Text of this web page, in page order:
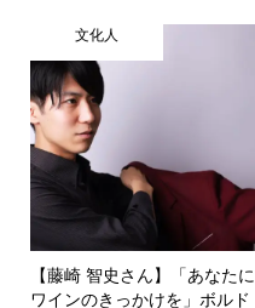
文化人
【藤崎 智史さん】「あなたに
ワインのきっかけを」ボルド